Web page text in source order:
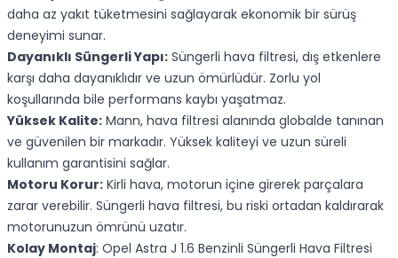
daha az yakıt tüketmesini sağlayarak ekonomik bir sürüş
deneyimi sunar.
Dayanıklı Süngerli Yapı: Süngerli hava filtresi, dış etkenlere
karşı daha dayanıklıdır ve uzun ömürlüdür. Zorlu yol
koşullarında bile performans kaybı yaşatmaz.
Yüksek Kalite: Mann, hava filtresi alanında globalde tanınan
ve güvenilen bir markadır. Yüksek kaliteyi ve uzun süreli
kullanım garantisini sağlar.
Motoru Korur: Kirli hava, motorun içine girerek parçalara
zarar verebilir. Süngerli hava filtresi, bu riski ortadan kaldırarak
motorunuzun ömrünü uzatır.
Kolay Montaj: Opel Astra J 1.6 Benzinli Süngerli Hava Filtresi